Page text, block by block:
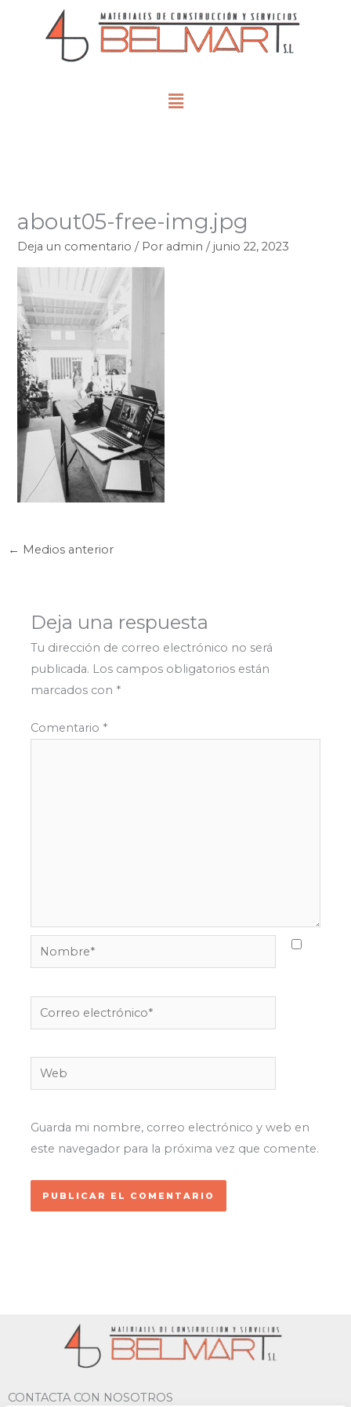
Menú
about05-free-img.jpg
Deja un comentario / Por admin/ junio 22, 2023
← Medios anterior
Deja una respuesta
Tu dirección de correo electrónico no será
publicada. Los campos obligatorios están
marcados con *
Comentario *
Nombre*
Correo
electrónico*
Web
Guarda mi nombre, correo electrónico y web en
este navegador para la próxima vez que comente.
CONTACTA CON NOSOTROS